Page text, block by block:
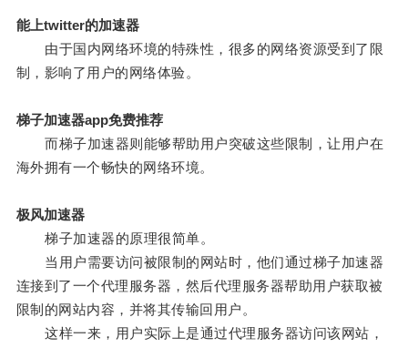
能上twitter的加速器
由于国内网络环境的特殊性，很多的网络资源受到了限
制，影响了用户的网络体验。
梯子加速器app免费推荐
而梯子加速器则能够帮助用户突破这些限制，让用户在
海外拥有一个畅快的网络环境。
极风加速器
梯子加速器的原理很简单。
当用户需要访问被限制的网站时，他们通过梯子加速器
连接到了一个代理服务器，然后代理服务器帮助用户获取被
限制的网站内容，并将其传输回用户。
这样一来，用户实际上是通过代理服务器访问该网站，